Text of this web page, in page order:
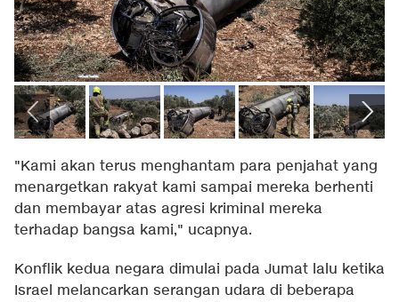
"Kami akan terus menghantam para penjahat yang
menargetkan rakyat kami sampai mereka berhenti
dan membayar atas agresi kriminal mereka
terhadap bangsa kami," ucapnya.
Konflik kedua negara dimulai pada Jumat lalu ketika
Israel melancarkan serangan udara di beberapa